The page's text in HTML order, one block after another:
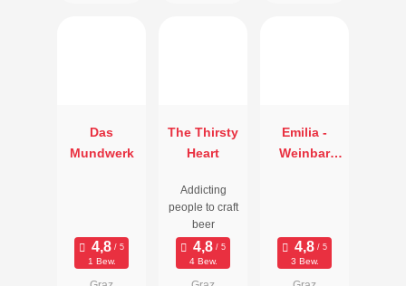
Das
Mundwerk
1 Bew.
The Thirsty
Heart
Addicting
people to craft
beer
4 Bew.
Emilia -
Weinbar
3 Bew.